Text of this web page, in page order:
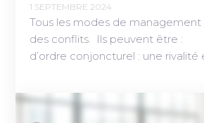
1 SEPTEMBRE 2024
Tous les modes de
des conflits. Ils peuvent être :
d’ordre conjoncturel : une rivalité